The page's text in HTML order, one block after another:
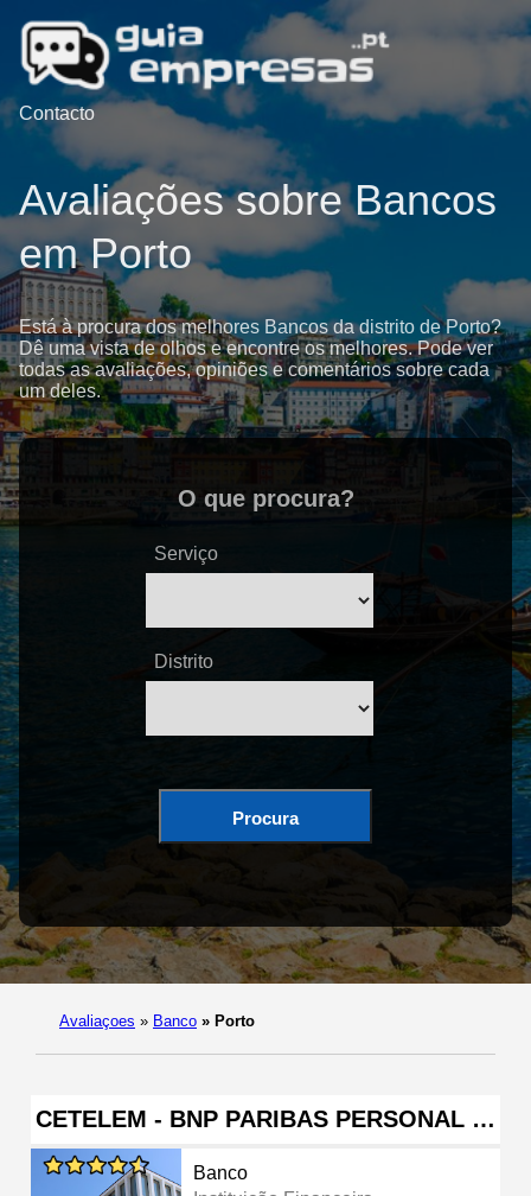
Contacto
Avaliações sobre Bancos
em Porto
Está à procura dos melhores Bancos da distrito de Porto?
Dê uma vista de olhos e encontre os melhores. Pode ver
todas as avaliações, opiniões e comentários sobre cada
um deles.
O que procura?
Serviço
Distrito
Procura
Avaliaçoes » Banco » Porto
CETELEM - BNP PARIBAS PERSONAL …
Banco